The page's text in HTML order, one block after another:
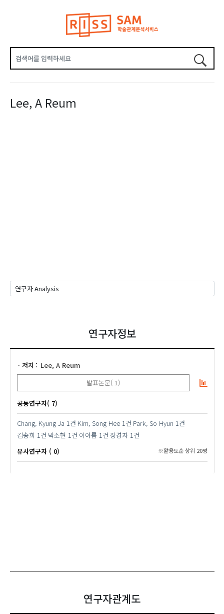
Lee, A Reum
연구자정보
저자
Lee, A Reum
발표논문( 1)
공동연구자( 7)
Chang, Kyung Ja 1건 Kim, Song Hee 1건 Park, So Hyun 1건
김송희 1건 박소현 1건 이아름 1건 장경자 1건
유사연구자 ( 0)
※활용도순 상위 20명
연구자관계도